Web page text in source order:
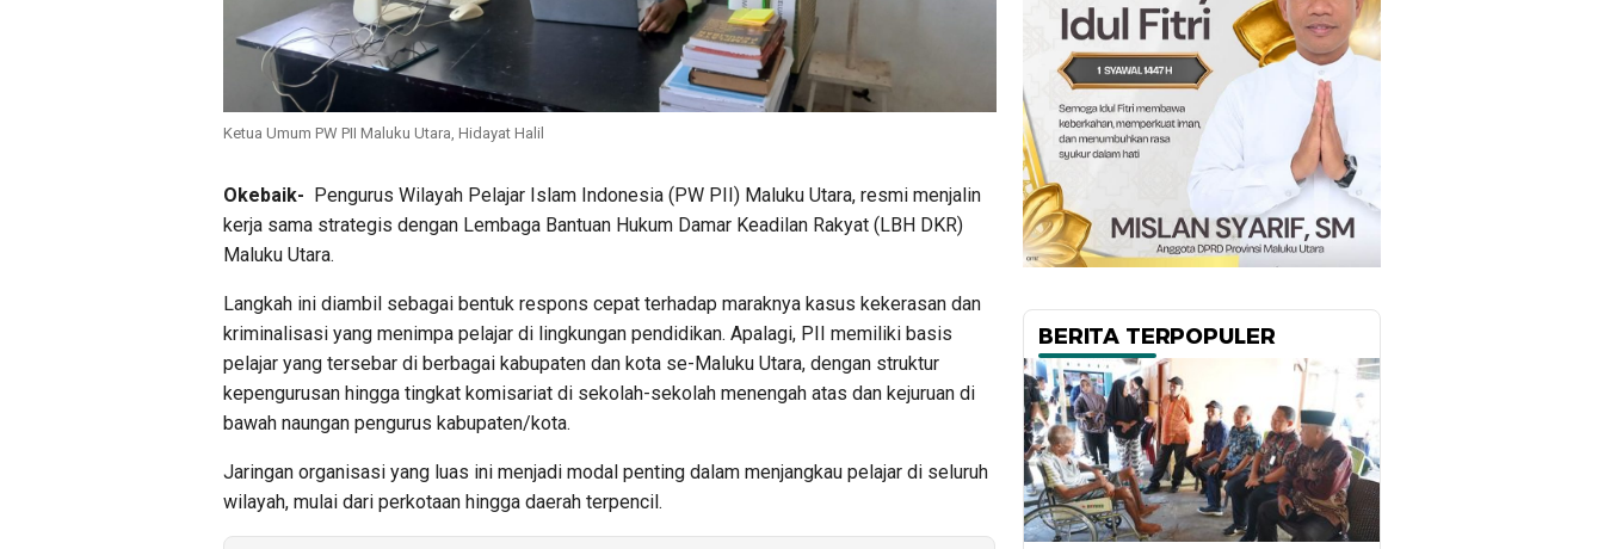
Ketua Umum PW PII Maluku Utara, Hidayat Halil
Okebaik- Pengurus Wilayah Pelajar Islam Indonesia (PW PII) Maluku Utara, resmi menjalin
kerja sama strategis dengan Lembaga Bantuan Hukum Damar Keadilan Rakyat (LBH DKR)
Maluku Utara.
Langkah ini diambil sebagai bentuk respons cepat terhadap maraknya kasus kekerasan dan
kriminalisasi yang menimpa pelajar di lingkungan pendidikan. Apalagi, PII memiliki basis
pelajar yang tersebar di berbagai kabupaten dan kota se-Maluku Utara, dengan struktur
kepengurusan hingga tingkat komisariat di sekolah-sekolah menengah atas dan kejuruan di
bawah naungan pengurus kabupaten/kota.
Jaringan organisasi yang luas ini menjadi modal penting dalam menjangkau pelajar di seluruh
wilayah, mulai dari perkotaan hingga daerah terpencil.
BERITA TERPOPULER